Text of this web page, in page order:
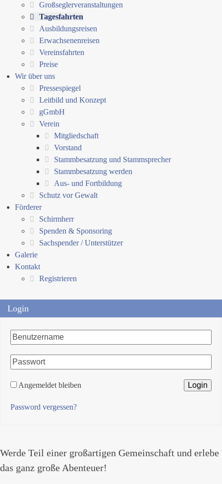
Großseglerveranstaltungen
Tagesfahrten
Ausbildungsreisen
Erwachsenenreisen
Vereinsfahrten
Preise
Wir über uns
Pressespiegel
Leitbild und Konzept
gGmbH
Verein
Mitgliedschaft
Vorstand
Stammbesatzung und Stammsprecher
Stammbesatzung werden
Aus- und Fortbildung
Schutz vor Gewalt
Förderer
Schirmherr
Spenden & Sponsoring
Sachspender / Unterstützer
Galerie
Kontakt
Registrieren
Login
Angemeldet bleiben
Password vergessen?
Werde Teil einer großartigen Gemeinschaft und erlebe
das ganz große Abenteuer!